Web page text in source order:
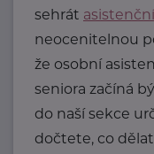
sehrát
neocenitelnou
že osobní
seniora začíná
do naší sekce
dočtete, co